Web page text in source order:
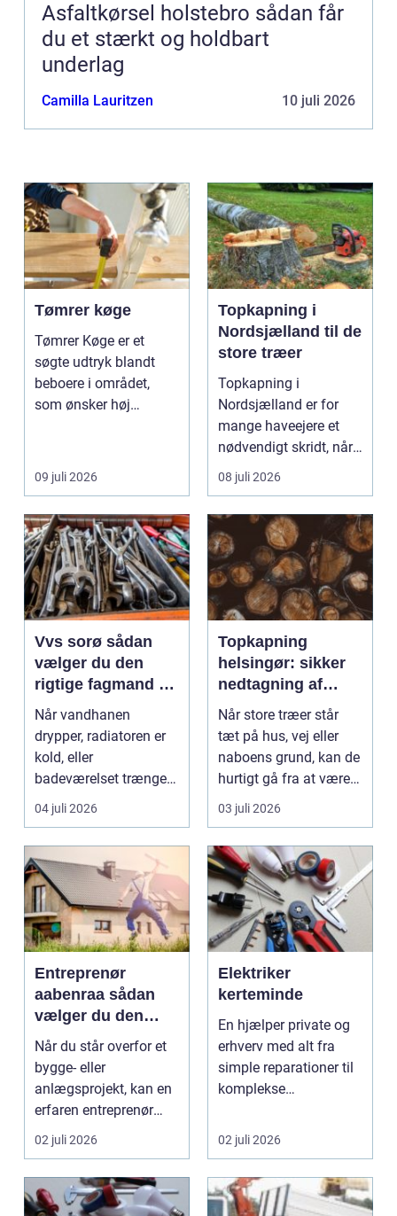
Asfaltkørsel holstebro sådan får
du et stærkt og holdbart
underlag
Camilla Lauritzen 10 juli 2026
Tømrer køge
Tømrer Køge er et
søgte udtryk blandt
beboere i området,
som ønsker høj
09 juli 2026
Topkapning i
Nordsjælland til de
store træer
Topkapning i
Nordsjælland er for
mange haveejere et
nødvendigt skridt, når
store ...
08 juli 2026
Vvs sorø sådan
vælger du den
rigtige fagmand til
vand, varme og
energi
Når vandhanen
drypper, radiatoren er
kold, eller
badeværelset trænger
til en gennemgribende
renoveri...
04 juli 2026
Topkapning
helsingør: sikker
nedtagning af
store og
besværlige træer
Når store træer står
tæt på hus, vej eller
naboens grund, kan de
hurtigt gå fra at være
smukke til a...
03 juli 2026
Entreprenør
aabenraa sådan
vælger du den
rette til dit projekt
Når du står overfor et
bygge- eller
anlægsprojekt, kan en
erfaren entreprenør
Aabenraa være
forskell...
02 juli 2026
Elektriker
kerteminde
En hjælper private og
erhverv med alt fra
simple reparationer til
komplekse
02 juli 2026